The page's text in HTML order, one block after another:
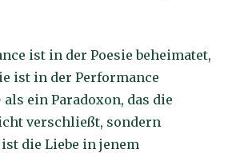
ist in der Poesie beheimatet,
ist in der Performance
ein Paradoxon, das die
verschließt, sondern
die Liebe in jenem